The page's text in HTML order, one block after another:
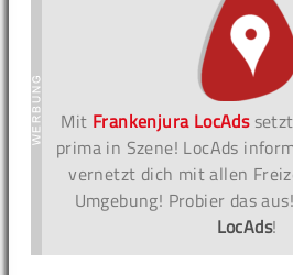
Mit Frankenjura LocAds
prima in Szene! LocAds
vernetzt dich mit allen
Umgebung! Probier das
LocAds!